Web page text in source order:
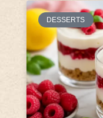
DESSERTS